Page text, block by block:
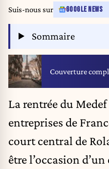
Suis-nous sur GOOGLE NEWS
Sommaire
Couverture
La rentrée du
entreprises de
court central de
être l’occasion